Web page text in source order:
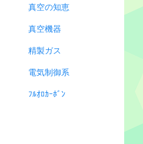
真空の知恵
真空機器
精製ガス
電気制御系
ﾌﾙｵﾛｶｰﾎﾞﾝ